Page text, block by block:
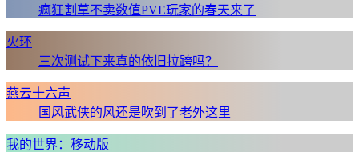
疯狂割草不卖数值PVE玩家的春天来了
火环
三次测试下来真的依旧拉跨吗？
燕云十六声
国风武侠的风还是吹到了老外这里
我的世界：移动版